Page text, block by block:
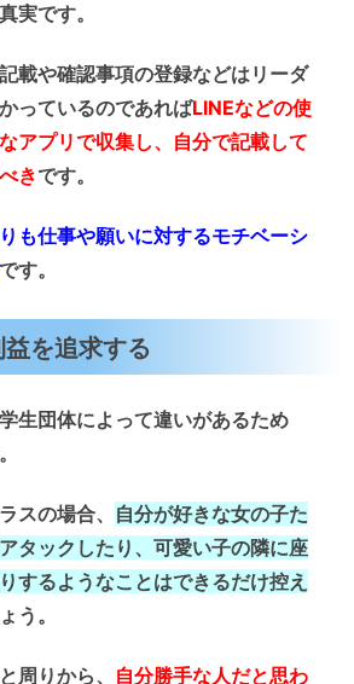
実です。
載や確認事項の登録などはリーダ
っているのであればLINEなどの使
アプリで収集し、自分で記載して
きです。
も仕事や願いに対するモチベーシ
です。
を追求する
生団体によって違いがあるため
スの場合、 自分が好きな女の子た
タックしたり、可愛い子の隣に座
するようなことはできるだけ控え
う。
周りから、 自分勝手な人だと思わ